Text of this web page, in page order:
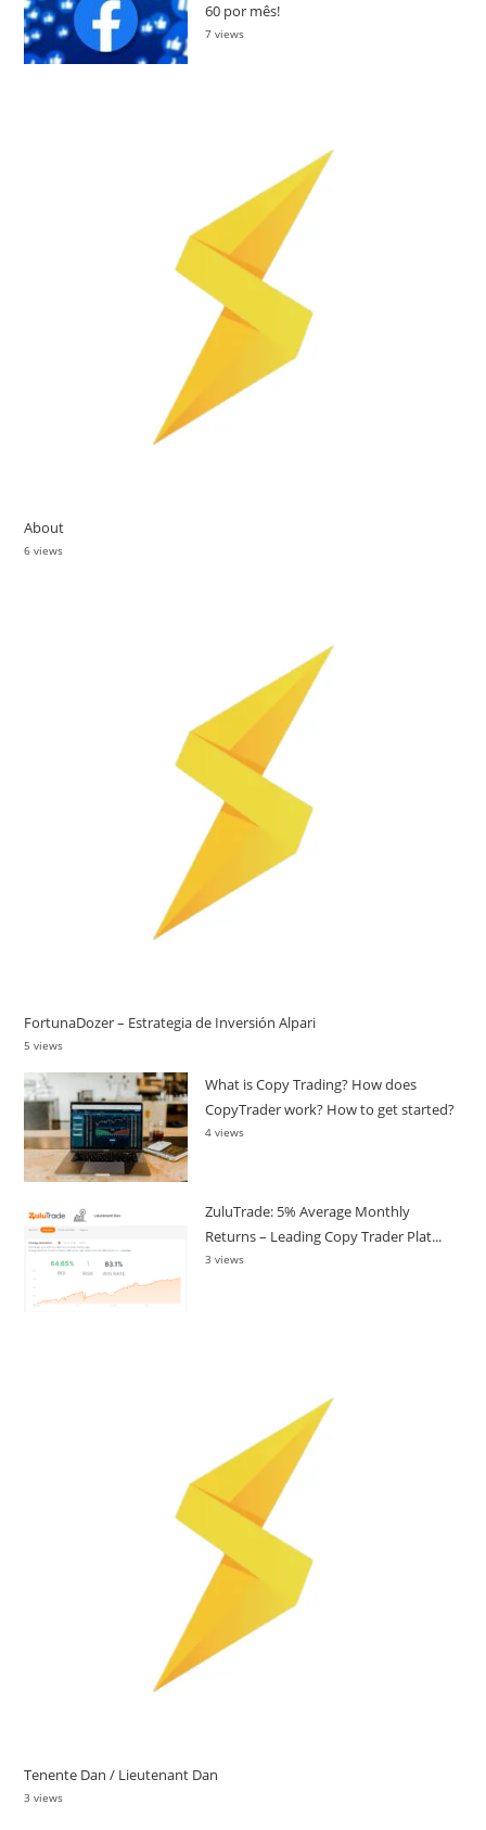
60 por mês!
7 views
About
6 views
FortunaDozer – Estrategia de Inversión Alpari
5 views
What is Copy Trading? How does
CopyTrader work? How to get started?
4 views
ZuluTrade: 5% Average Monthly
Returns – Leading Copy Trader Plat...
3 views
Tenente Dan / Lieutenant Dan
3 views